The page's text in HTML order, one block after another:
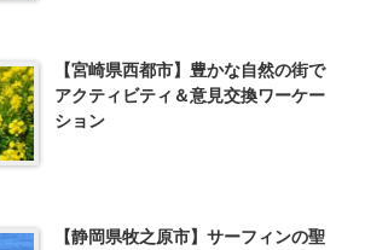
【宮崎県西都市】豊かな自然の街で
アクティビティ＆意見交換ワーケー
ション
【静岡県牧之原市】サーフィンの聖